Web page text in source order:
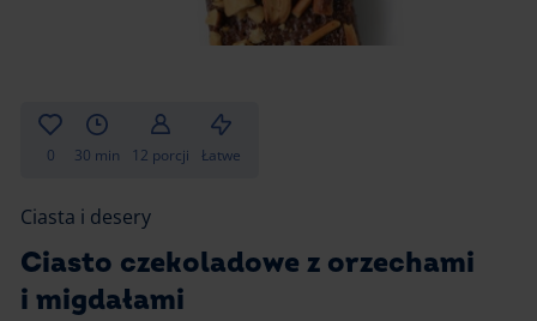
Inne
Ciasta i desery
Napoje i koktajle
Desery i przekąski
0 30 min 12 porcji Łatwe
Ciasta i desery
Ciasto czekoladowe z orzechami
i migdałami